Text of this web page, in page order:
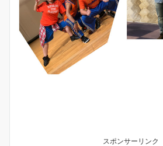
スポンサーリンク